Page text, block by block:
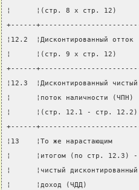
¦      ¦(стр. 8 х стр.
+------
¦12.2
¦      ¦(стр. 9 х стр.
+------
¦12.3
¦      ¦поток наличности
¦      ¦(стр. 12.1 - стр.
+------
¦13    ¦То же
¦      ¦итогом (по стр.
¦      ¦чистый
¦      ¦доход (ЧДД)